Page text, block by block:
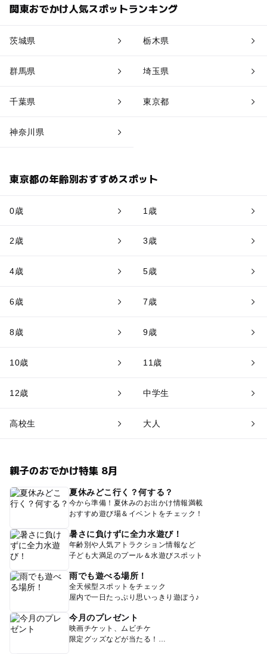
関東おでかけ人気スポットランキング
茨城県 栃木県
群馬県 埼玉県
千葉県 東京都
神奈川県
東京都の年齢別おすすめスポット
0歳 1歳
2歳 3歳
4歳 5歳
6歳 7歳
8歳 9歳
10歳 11歳
12歳 中学生
高校生 大人
親子のおでかけ特集 8月
夏休みどこ行く？何する？
今から準備！夏休みのお出かけ情報満載
おすすめ遊び場＆イベントをチェック！
暑さに負けずに全力水遊び！
年齢別や人気アトラクション情報など
子ども大満足のプール＆水遊びスポット
雨でも遊べる場所！
全天候型スポットをチェック
屋内で一日たっぷり思いっきり遊ぼう♪
今月のプレゼント
映画チケット、ムビチケ
限定グッズなどが当たる！